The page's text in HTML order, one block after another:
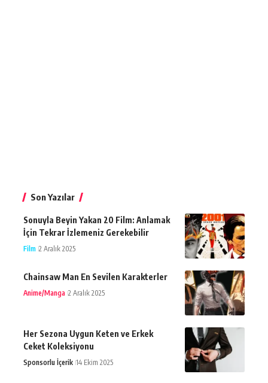
Son Yazılar
Sonuyla Beyin Yakan 20 Film: Anlamak
İçin Tekrar İzlemeniz Gerekebilir
Film 2 Aralık 2025
Chainsaw Man En Sevilen Karakterler
Anime/Manga 2 Aralık 2025
Her Sezona Uygun Keten ve Erkek
Ceket Koleksiyonu
Sponsorlu İçerik 14 Ekim 2025